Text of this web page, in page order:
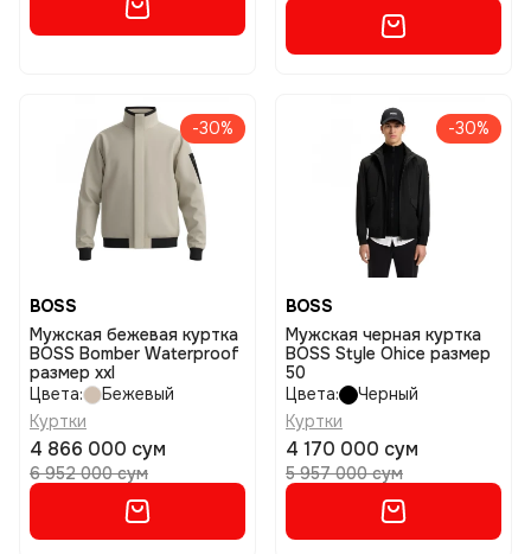
-30%
BOSS
Мужская бежевая куртка
BOSS Bomber Waterproof
размер xxl
Цвета:
Бежевый
Куртки
4 866 000 сум
6 952 000 сум
-30%
BOSS
Мужская черная куртка
BOSS Style Ohice размер
50
Цвета:
Черный
Куртки
4 170 000 сум
5 957 000 сум